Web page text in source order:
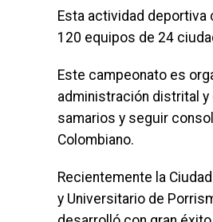
Esta actividad
120 equipos de 24
Este campeonato es
administración distrital
samarios y seguir
Colombiano.
Recientemente la
y Universitario de